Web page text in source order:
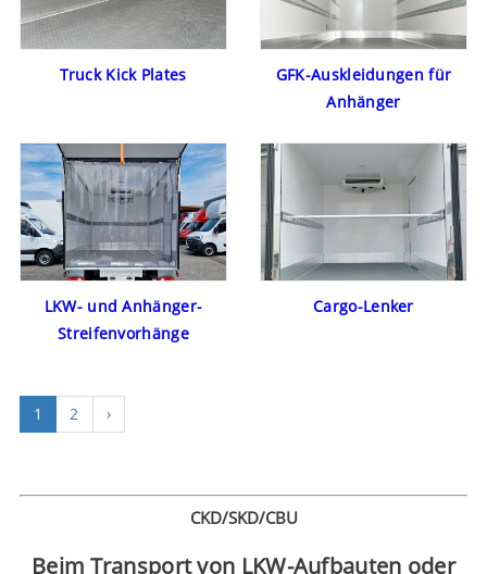
Truck Kick Plates
GFK-Auskleidungen für
Anhänger
LKW- und Anhänger-
Streifenvorhänge
Cargo-Lenker
1 2 ›
CKD/SKD/CBU
Beim Transport von LKW-Aufbauten oder